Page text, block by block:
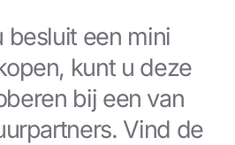
besluit een mini
kunt u deze
bij een van
Vind de